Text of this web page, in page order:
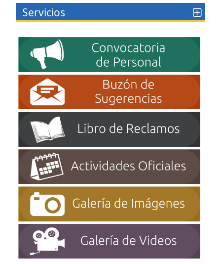
Servicios